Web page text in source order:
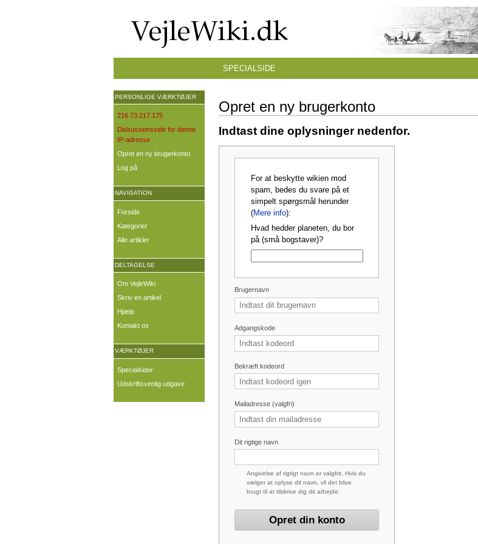
Opret en ny brugerkonto
Indtast dine oplysninger nedenfor.
For at beskytte wikien mod
spam, bedes du svare på et
simpelt spørgsmål herunder
(Mere info):
Hvad hedder planeten, du bor
på (små bogstaver)?
Brugernavn
Adgangskode
Bekræft kodeord
Mailadresse (valgfri)
Dit rigtige navn
Angivelse af rigtigt navn er valgfrit. Hvis du
vælger at oplyse dit navn, vil det blive
brugt til at tilskrive dig dit arbejde.
SPECIALSIDE
PERSONLIGE VÆRKTØJER
216.73.217.175
Diskussionsside for denne
IP-adresse
Opret en ny brugerkonto
Log på
NAVIGATION
Forside
Kategorier
Alle artikler
DELTAGELSE
Om VejleWiki
Skriv en artikel
Hjælp
Kontakt os
VÆRKTØJER
Specialsider
Udskriftsvenlig udgave